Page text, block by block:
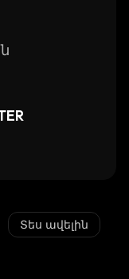
Տես ավելին